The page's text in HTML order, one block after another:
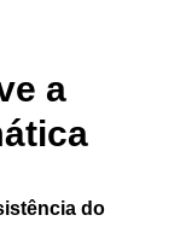
a
do